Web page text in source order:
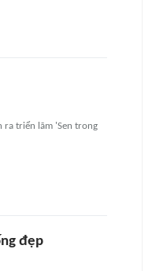
ra triển lãm 'Sen trong
đẹp